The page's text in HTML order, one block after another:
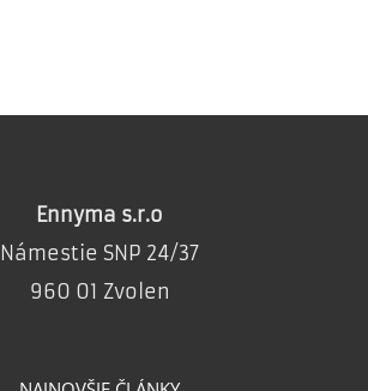
Ennyma s.r.o
Námestie SNP 24/37
960 01 Zvolen